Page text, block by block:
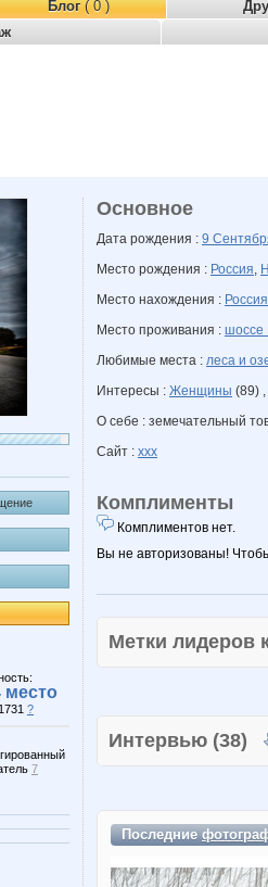
Блог( 0 )
место
1731 ?
7
Основное
Дата рождения : 9
Место рождения : Россия,
Место нахождения : Россия
Место проживания : шоссе
Любимые места : леса и
Интересы : Женщины (89) ,
О себе : земечательный
Сайт : ххх
Комплименты
Комплиментов нет.
Вы не авторизованы!
Метки
Интервью (38)
Последние